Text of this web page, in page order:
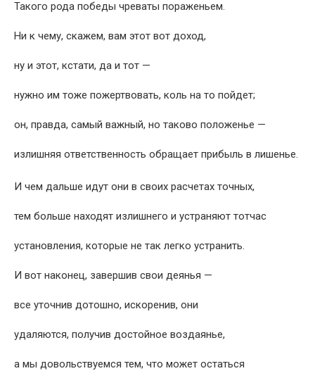
Такого рода победы чреваты пораженьем.
Ни к чему, скажем, вам этот вот доход,
ну и этот, кстати, да и тот —
нужно им тоже пожертвовать, коль на то пойдет;
он, правда, самый важный, но таково положенье —
излишняя ответственность обращает прибыль в лишенье.
И чем дальше идут они в своих расчетах точных,
тем больше находят излишнего и устраняют тотчас
установления, которые не так легко устранить.
И вот наконец, завершив свои деянья —
все уточнив дотошно, искоренив, они
удаляются, получив достойное воздаянье,
а мы довольствуемся тем, что может остаться